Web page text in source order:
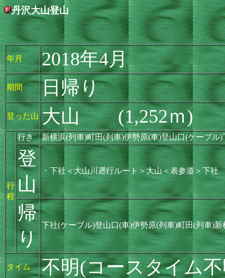
丹沢大山登山
年月 2018年4月
期間 日帰り
登った山 大山 (1,252ｍ)
行
程
行き 新横浜(列車)町田(列車)伊勢原(車)登山口(ケーブル)
登
山
・下社＜大山川遡行ルート＞大山＜表参道＞下社
帰
り
下社(ケーブル)登山口(車)伊勢原(列車)町田(列車)新
タイム 不明(コースタイム